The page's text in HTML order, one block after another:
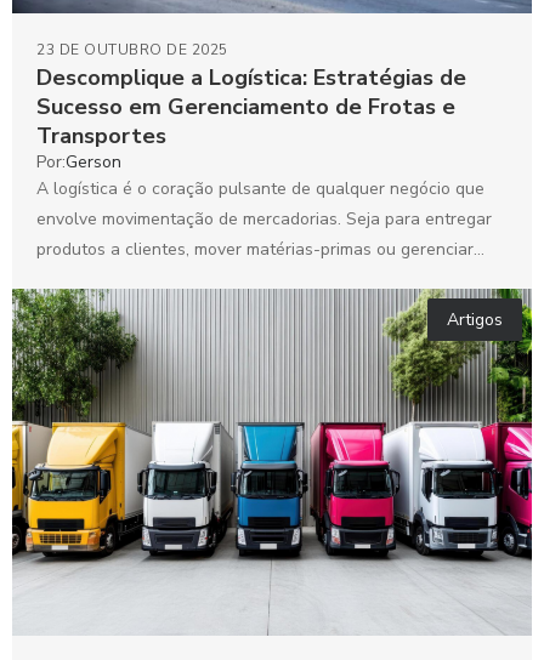
Descomplique a Logística: Estratégias de
Sucesso em Gerenciamento de Frotas e
Transportes
23 DE OUTUBRO DE 2025
Por:Gerson
A logística é o coração pulsante de qualquer negócio que
envolve movimentação de mercadorias. Seja para entregar
produtos a clientes, mover matérias-primas ou gerenciar
Artigos